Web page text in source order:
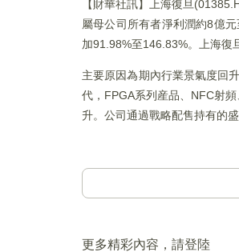
【財華社訊】上海復旦
屬母公司所有者淨利潤約8億
加91.98%至146.83%。上海復
主要原因為期內行業景氣度回
代，FPGA系列産品、NFC射
升。公司通過戰略配售持有的
更多精彩內容，請登陸